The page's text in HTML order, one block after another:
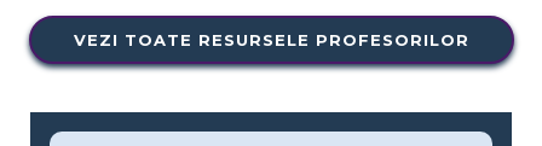
VEZI TOATE RESURSELE PROFESORILOR